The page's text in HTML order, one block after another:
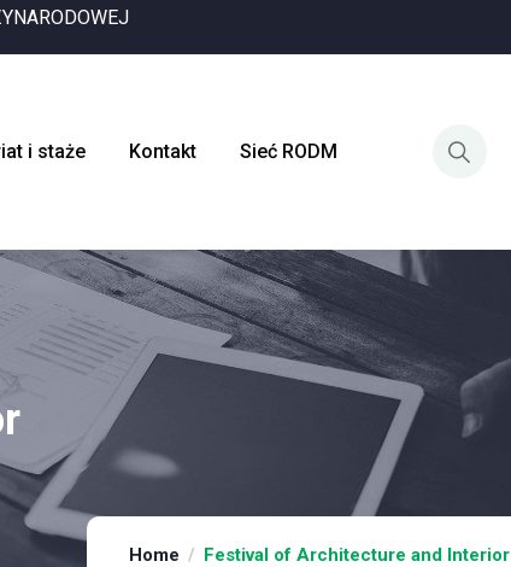
i staże Kontakt Sieć RODM
Home Festival of Architecture and Interior